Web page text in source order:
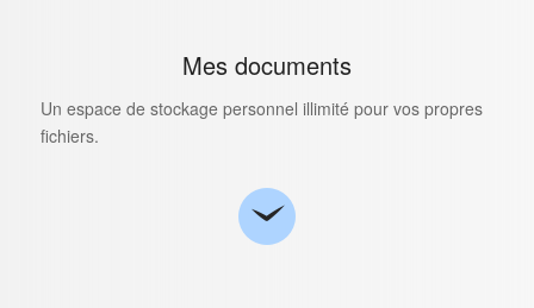
Mes documents
Un espace de stockage personnel illimité pour vos propres
fichiers.